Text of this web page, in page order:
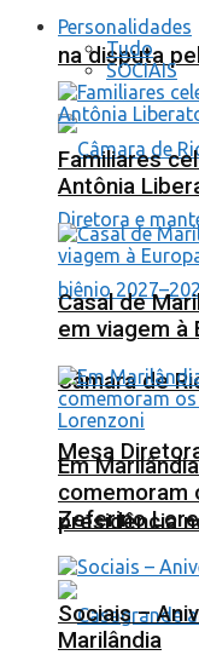
na disputa
Câmara de
Mesa
presidência
Personalidades
Tudo
SOCIAIS
Familiares
Antônia
Casal de
em viagem à
Em
comemoram
Zeferino
Sociais –
Marilândia